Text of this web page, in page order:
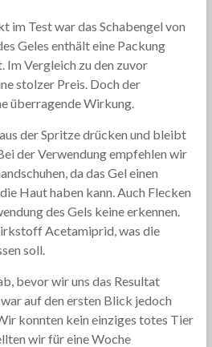
im Test war das Schabengel von
Geles enthält eine Packung
Im Vergleich zu den zuvor
stolzer Preis. Doch der
überragende Wirkung.
der Spritze drücken und bleibt
der Verwendung empfehlen wir
da das Gel einen
Haut haben kann. Auch Flecken
des Gels keine erkennen.
Acetamiprid, was die
soll.
bevor wir uns das Resultat
auf den ersten Blick jedoch
konnten kein einziges totes Tier
wir für eine Woche